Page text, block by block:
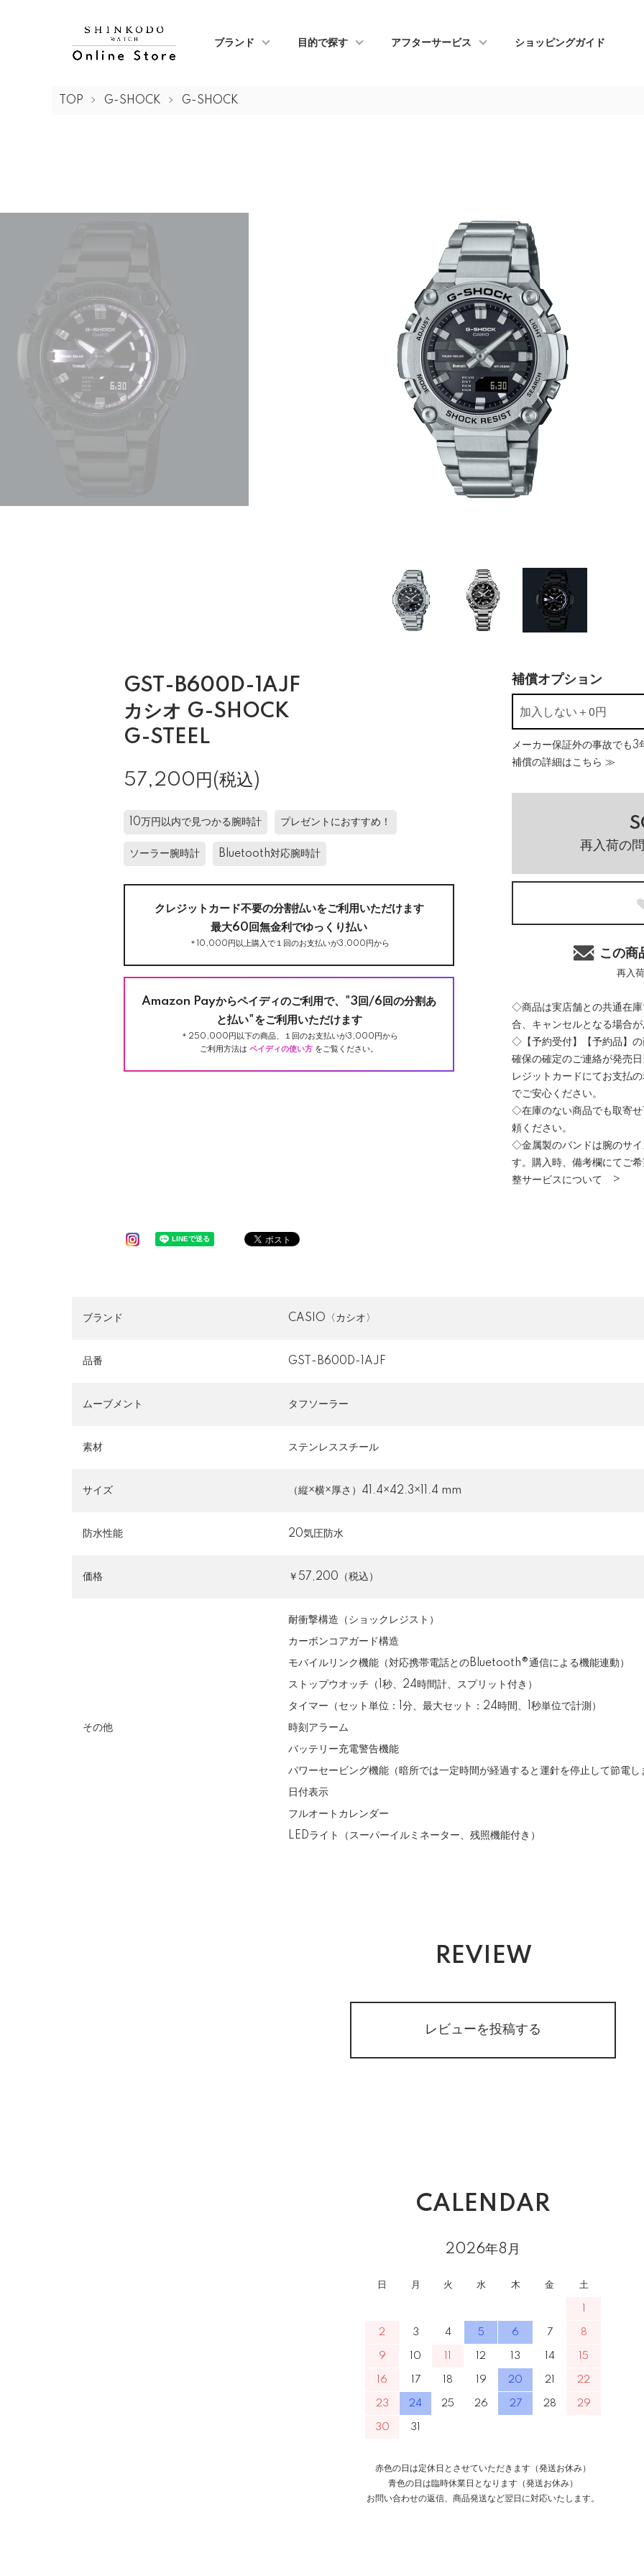
ブランド 目的で探す アフターサービス ショッピングガイド
TOP G-SHOCK G-SHOCK
GST-B600D-1AJF
カシオ G-SHOCK
G-STEEL
57,200円(税込)
10万円以内で見つかる腕時計 プレゼントにおすすめ！
ソーラー腕時計 Bluetooth対応腕時計
クレジットカード不要の分割払いをご利用いただけます
最大60回無金利でゆっくり払い
＊10,000円以上購入で１回のお支払いが3,000円から
Amazon Payからペイディのご利用で、"3回/6回の分割あ
と払い"をご利用いただけます
＊250,000円以下の商品、１回のお支払いが3,000円から
ご利用方法は ペイディの使い方 をご覧ください。
補償オプション
メーカー保証外の事故でも
補償の詳細はこちら ≫
再入荷の
この商
再入
◇商品は実店舗との共通在
合、キャンセルとなる場合
◇【予約受付】【予約品】
確保の確定のご連絡が発売
レジットカードにてお支払
でご安心ください。
◇在庫のない商品でも取寄
頼ください。
◇金属製のバンドは腕のサ
す。購入時、備考欄にてご
整サービスについて >
ブランド CASIO〈カシオ〉
品番 GST-B600D-1AJF
ムーブメント タフソーラー
素材 ステンレススチール
サイズ （縦×横×厚さ）41.4×42.3×11.4 mm
防水性能 20気圧防水
価格 ￥57,200（税込）
その他
耐衝撃構造（ショックレジスト）
カーボンコアガード構造
モバイルリンク機能（対応携帯電話とのBluetooth®通信による機能連動）
ストップウオッチ（1秒、24時間計、スプリット付き）
タイマー（セット単位：1分、最大セット：24時間、1秒単位で計測）
時刻アラーム
バッテリー充電警告機能
パワーセービング機能（暗所では一定時間が経過すると運針を停止して節電し
日付表示
フルオートカレンダー
LEDライト（スーパーイルミネーター、残照機能付き）
REVIEW
レビューを投稿する
CALENDAR
2026年8月
日 月 火 水 木 金 土
2 3 4 5 6 7 8
9 10 12 13 14 15
16 17 18 19 20 21 22
23 24 25 26 27 28 29
30 31
赤色の日は定休日とさせていただきます（発送お休み）
青色の日は臨時休業日となります（発送お休み）
お問い合わせの返信、商品発送など翌日に対応いたします。